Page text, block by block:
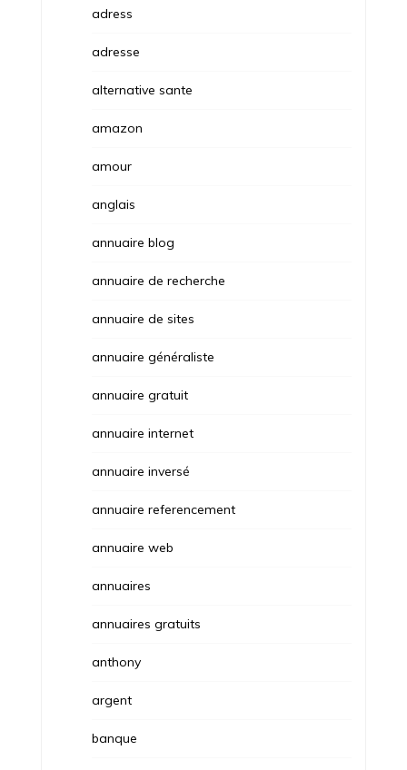
adress
adresse
alternative sante
amazon
amour
anglais
annuaire blog
annuaire de recherche
annuaire de sites
annuaire généraliste
annuaire gratuit
annuaire internet
annuaire inversé
annuaire referencement
annuaire web
annuaires
annuaires gratuits
anthony
argent
banque